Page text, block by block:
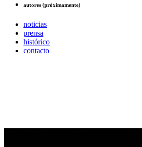
autores (próximamente)
noticias
prensa
histórico
contacto